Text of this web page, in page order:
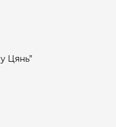
Цянь”